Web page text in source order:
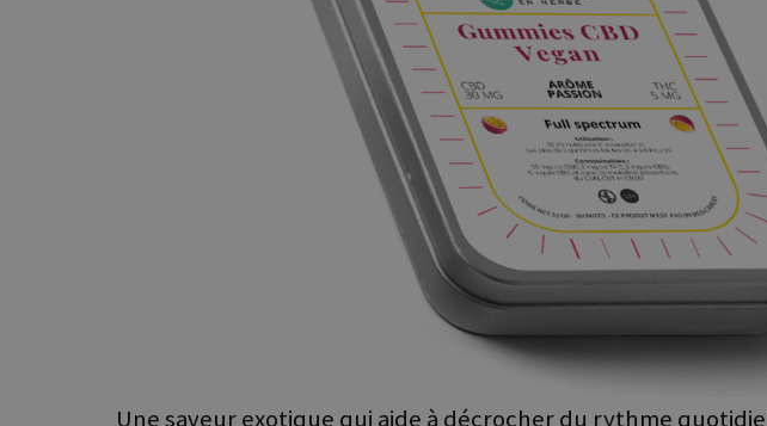
Une saveur exotique qui aide à décrocher du rythme